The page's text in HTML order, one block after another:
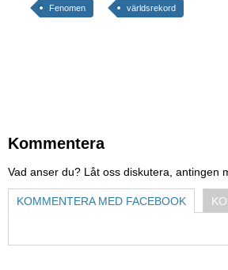
Fenomen världsrekord
Kommentera
Vad anser du? Låt oss diskutera, antingen
KOMMENTERA MED FACEBOOK